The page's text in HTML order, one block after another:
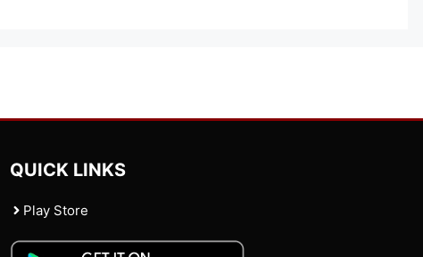
QUICK LINKS
Play Store